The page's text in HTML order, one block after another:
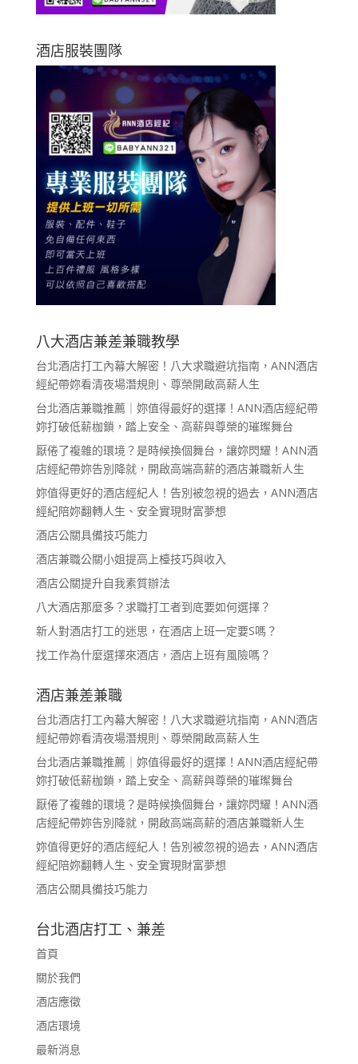
酒店服裝團隊
八大酒店兼差兼職教學
台北酒店打工內幕大解密！八大求職避坑指南，ANN酒店
經紀帶妳看清夜場潛規則、尊榮開啟高薪人生
台北酒店兼職推薦｜妳值得最好的選擇！ANN酒店經紀帶
妳打破低薪枷鎖，踏上安全、高薪與尊榮的璀璨舞台
厭倦了複雜的環境？是時候換個舞台，讓妳閃耀！ANN酒
店經紀帶妳告別降就，開啟高端高薪的酒店兼職新人生
妳值得更好的酒店經紀人！告別被忽視的過去，ANN酒店
經紀陪妳翻轉人生、安全實現財富夢想
酒店公關具備技巧能力
酒店兼職公關小姐提高上檯技巧與收入
酒店公關提升自我素質辦法
八大酒店那麼多？求職打工者到底要如何選擇？
新人對酒店打工的迷思，在酒店上班一定要S嗎？
找工作為什麼選擇來酒店，酒店上班有風險嗎？
酒店兼差兼職
台北酒店打工內幕大解密！八大求職避坑指南，ANN酒店
經紀帶妳看清夜場潛規則、尊榮開啟高薪人生
台北酒店兼職推薦｜妳值得最好的選擇！ANN酒店經紀帶
妳打破低薪枷鎖，踏上安全、高薪與尊榮的璀璨舞台
厭倦了複雜的環境？是時候換個舞台，讓妳閃耀！ANN酒
店經紀帶妳告別降就，開啟高端高薪的酒店兼職新人生
妳值得更好的酒店經紀人！告別被忽視的過去，ANN酒店
經紀陪妳翻轉人生、安全實現財富夢想
酒店公關具備技巧能力
台北酒店打工、兼差
首頁
關於我們
酒店應徵
酒店環境
最新消息